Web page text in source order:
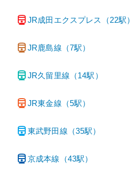
JR成田エクスプレス （22駅）
JR鹿島線 （7駅）
JR久留里線 （14駅）
JR東金線 （5駅）
東武野田線 （35駅）
京成本線 （43駅）